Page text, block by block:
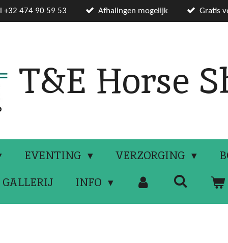
+32 474 90 59 53 Afhalingen mogelijk Gratis
T&E Horse
EVENTING VERZORGING
GALLERIJ
INFO